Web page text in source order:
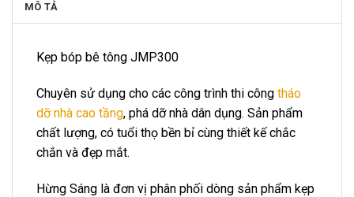
MÔ TẢ
Kẹp bóp bê tông JMP300
Chuyên sử dụng cho các công trình thi công tháo
dỡ nhà cao tầng, phá dỡ nhà dân dụng. Sản phẩm
chất lượng, có tuổi thọ bền bỉ cùng thiết kế chắc
chắn và đẹp mắt.
Hừng Sáng là đơn vị phân phối dòng sản phẩm kẹp